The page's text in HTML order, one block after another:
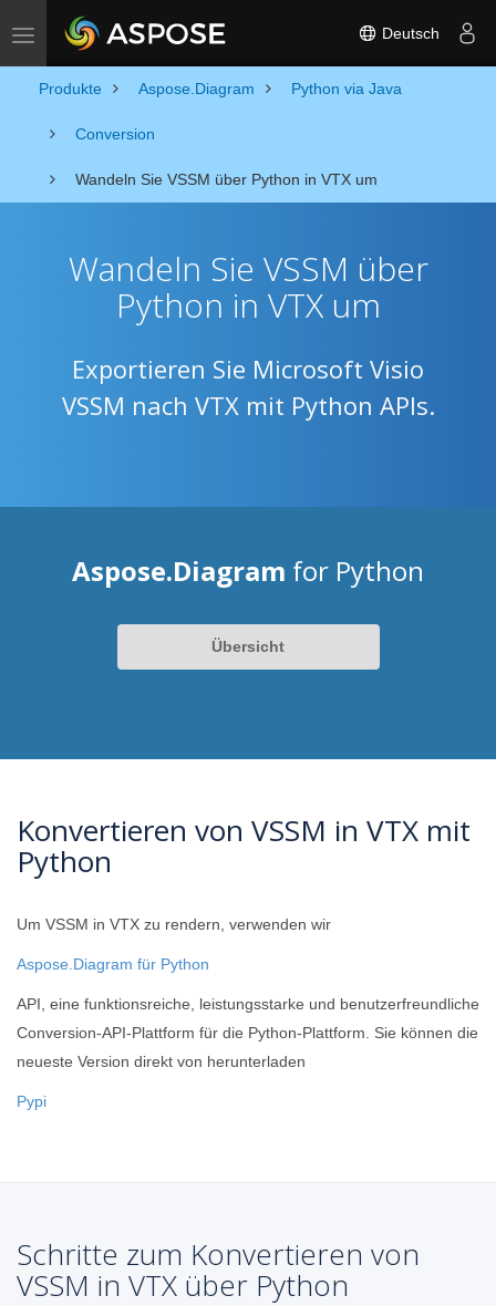
Toggle navigation Deutsch
Produkte Aspose.Diagram Python via Java
Conversion
Wandeln Sie VSSM über Python in VTX um
Wandeln Sie VSSM über
Python in VTX um
Exportieren Sie Microsoft Visio
VSSM nach VTX mit Python APIs.
Aspose.Diagram for Python
Übersicht
Konvertieren von VSSM in VTX mit
Python
Um VSSM in VTX zu rendern, verwenden wir
Aspose.Diagram für Python
API, eine funktionsreiche, leistungsstarke und benutzerfreundliche
Conversion-API-Plattform für die Python-Plattform. Sie können die
neueste Version direkt von herunterladen
Pypi
Schritte zum Konvertieren von
VSSM in VTX über Python